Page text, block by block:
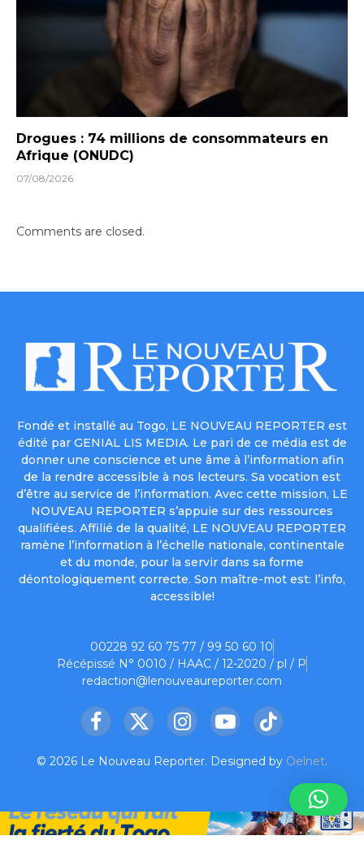
Drogues : 74 millions de consommateurs en
Afrique (ONUDC)
07/08/2026
Comments are closed.
Fondé et installé au Togo, LE NOUVEAU REPORTER est
édité par GENIAL LIS MEDIA. Le pari de ce média est de
donner une conscience et une âme à l’information afin
de la rendre accessible à nos lecteurs. Sa vocation est
d’être au service de l’information. Avec cette mission, LE
NOUVEAU REPORTER s’appuie sur des ressources
qualifiées. Affilié de la qualité, LE NOUVEAU REPORTER
ramène l’information à l’échelle nationale, continentale
et du monde, pour la servir dans sa forme
déontologiquement correcte. Son maître-mot est: l’info,
accessible!
00228 92 60 75 77 / 99 50 60 10
Récépissé N° 0010 / HAAC / 12-2020 / pl / P
redaction@lenouveaureporter.com
Facebook
X
InstagramYouTubeTikTok
© 2026 Le Nouveau Reporter. Designed by Oelnet.